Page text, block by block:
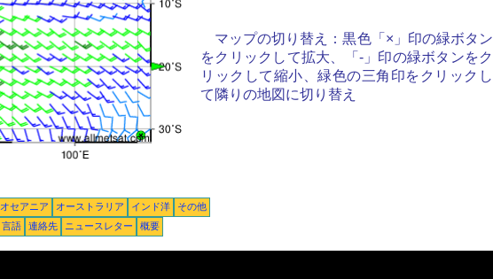
マップの切り替え：黒色「×」印の緑ボタン
をクリックして拡大、「-」印の緑ボタンをク
リックして縮小、緑色の三角印をクリックし
て隣りの地図に切り替え
オセアニア オーストラリア インド洋
その他
言語 連絡先 ニュースレター 概要